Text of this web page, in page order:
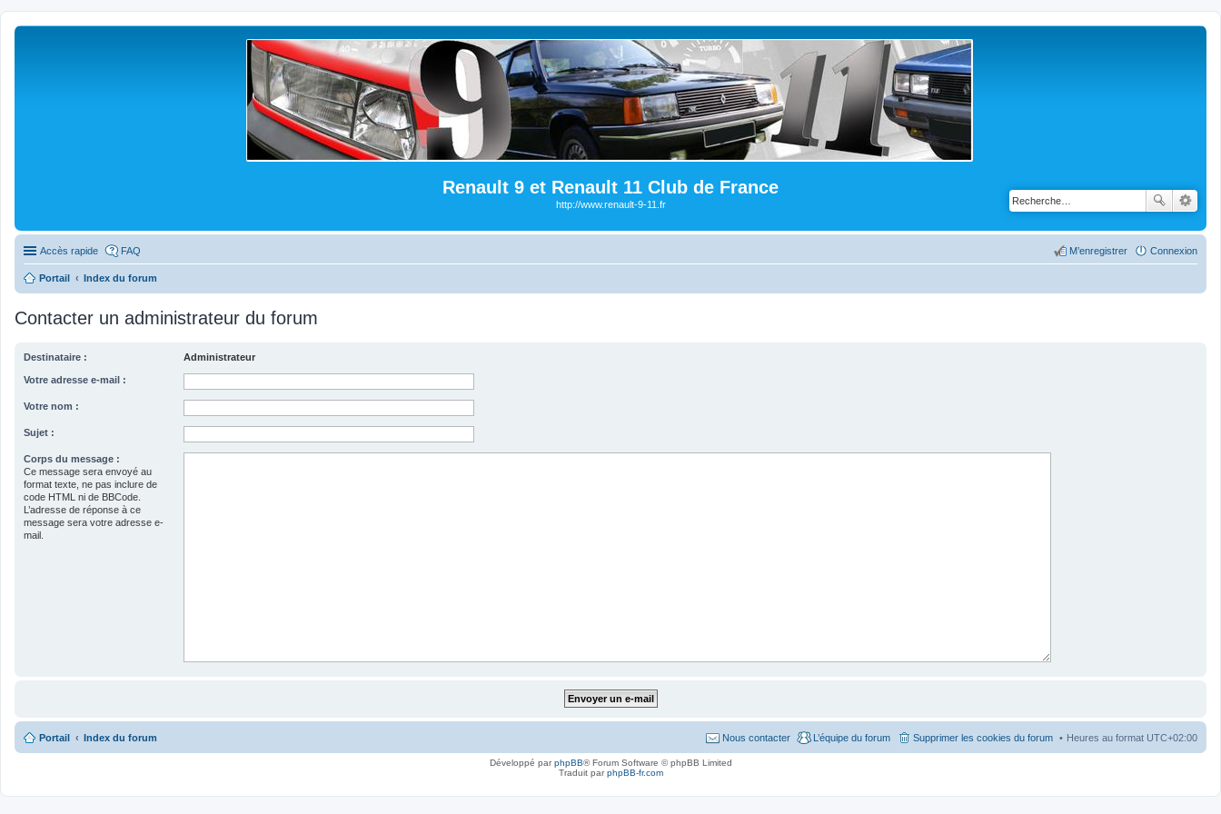
Renault 9 et Renault 11 Club de France
http://www.renault-9-11.fr
Accès rapide FAQ Connexion
M’enregistrer
Portail Index du forum
Contacter un administrateur du forum
Destinataire : Administrateur
Votre adresse e-mail :
Votre nom :
Sujet :
Corps du message :
Ce message sera envoyé au
format texte, ne pas inclure de
code HTML ni de BBCode.
L’adresse de réponse à ce
message sera votre adresse e-
mail.
Portail Index du forum Heures au format UTC+02:00
Supprimer les cookies du forum
L’équipe du forum
Nous contacter
Développé parphpBB® Forum Software © phpBB Limited
Traduit parphpBB-fr.com